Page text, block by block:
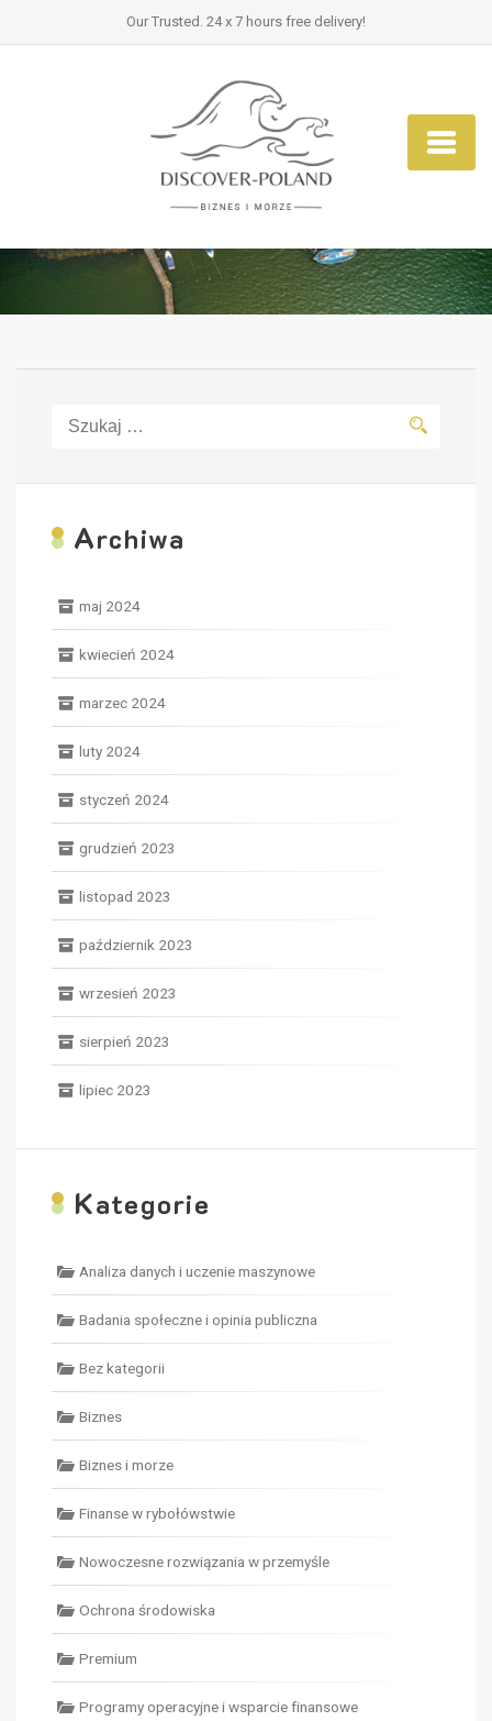
Our Trusted. 24 x 7 hours free delivery!
Archiwa
maj 2024
kwiecień 2024
marzec 2024
luty 2024
styczeń 2024
grudzień 2023
listopad 2023
październik 2023
wrzesień 2023
sierpień 2023
lipiec 2023
Kategorie
Analiza danych i uczenie maszynowe
Badania społeczne i opinia publiczna
Bez kategorii
Biznes
Biznes i morze
Finanse w rybołówstwie
Nowoczesne rozwiązania w przemyśle
Ochrona środowiska
Premium
Programy operacyjne i wsparcie finansowe